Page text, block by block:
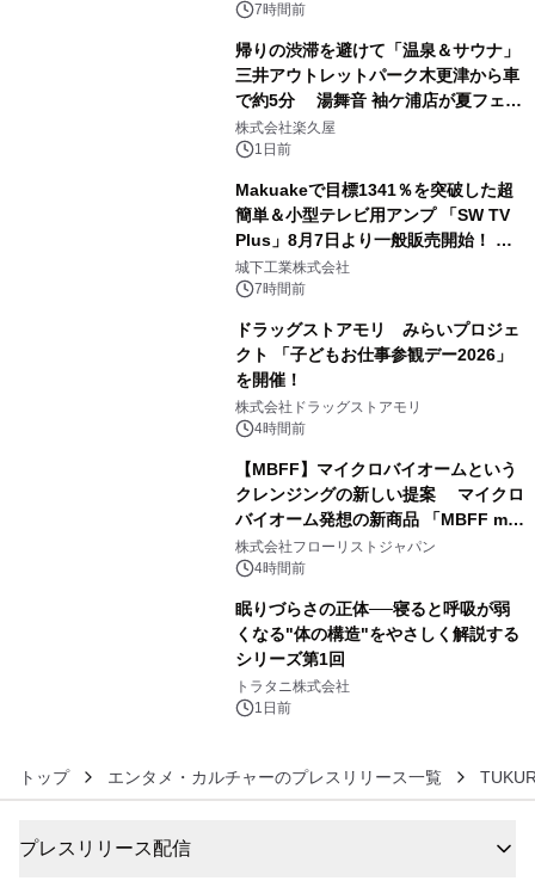
ボグッズも発売決定！
7時間前
帰りの渋滞を避けて「温泉＆サウナ」
三井アウトレットパーク木更津から車
で約5分 湯舞音 袖ケ浦店が夏フェア
メニューを提供
株式会社楽久屋
1日前
Makuakeで目標1341％を突破した超
簡単＆小型テレビ用アンプ 「SW TV
Plus」8月7日より一般販売開始！ ケ
ーブル1本つなぐだけ、テレビの音が
ぐっと豊かに
城下工業株式会社
7時間前
ドラッグストアモリ みらいプロジェ
クト 「子どもお仕事参観デー2026」
を開催！
株式会社ドラッグストアモリ
4時間前
【MBFF】マイクロバイオームという
クレンジングの新しい提案 マイクロ
バイオーム発想の新商品 「MBFF mb
クレンジングPRO」を2026年8月6日
発売
株式会社フローリストジャパン
4時間前
眠りづらさの正体──寝ると呼吸が弱
くなる"体の構造"をやさしく解説する
シリーズ第1回
トラタニ株式会社
1日前
トップ エンタメ・カルチャーのプレスリリース一覧
プレスリリース配信